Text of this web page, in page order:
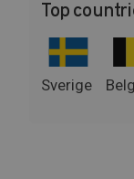
Top
Sverige